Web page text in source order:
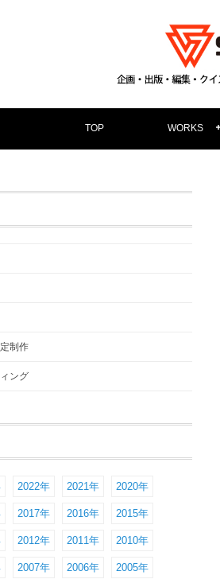
TOP WORKS
制作
ング
2022年 2021年 2020年
2017年 2016年 2015年
2012年 2011年 2010年
2007年 2006年 2005年